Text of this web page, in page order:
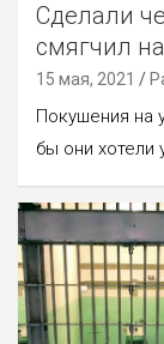
Сделали
смягчил
15 мая, 2021
Покушения на
бы они хотели